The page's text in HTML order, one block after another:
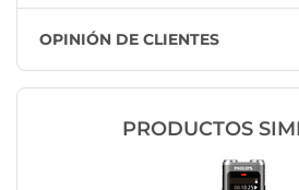
OPINIÓN DE CLIENTES
PRODUCTOS